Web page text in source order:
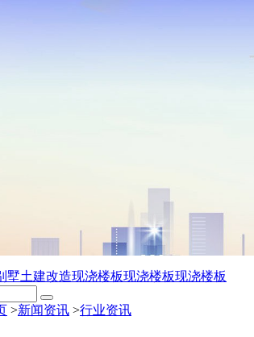
墅土建改造现浇楼板现浇楼板现浇楼板
>新闻资讯 >行业资讯